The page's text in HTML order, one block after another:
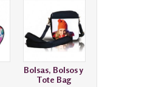
Bolsas, Bolsos y
Tote Bag